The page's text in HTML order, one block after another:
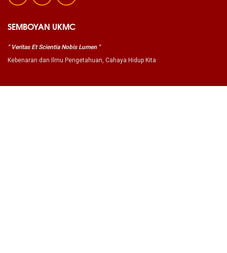
SEMBOYAN UKMC
" Veritas Et Scientia Nobis Lumen "
Kebenaran dan Ilmu Pengetahuan, Cahaya Hidup Kita